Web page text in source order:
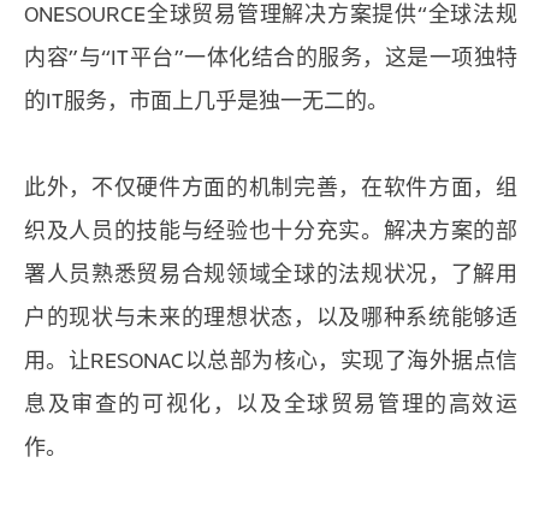
ONESOURCE全球贸易管理解决方案提供“全球法规
内容”与“IT平台”一体化结合的服务，这是一项独特
的IT服务，市面上几乎是独一无二的。
此外，不仅硬件方面的机制完善，在软件方面，组
织及人员的技能与经验也十分充实。解决方案的部
署人员熟悉贸易合规领域全球的法规状况，了解用
户的现状与未来的理想状态，以及哪种系统能够适
用。让RESONAC以总部为核心，实现了海外据点信
息及审查的可视化，以及全球贸易管理的高效运
作。